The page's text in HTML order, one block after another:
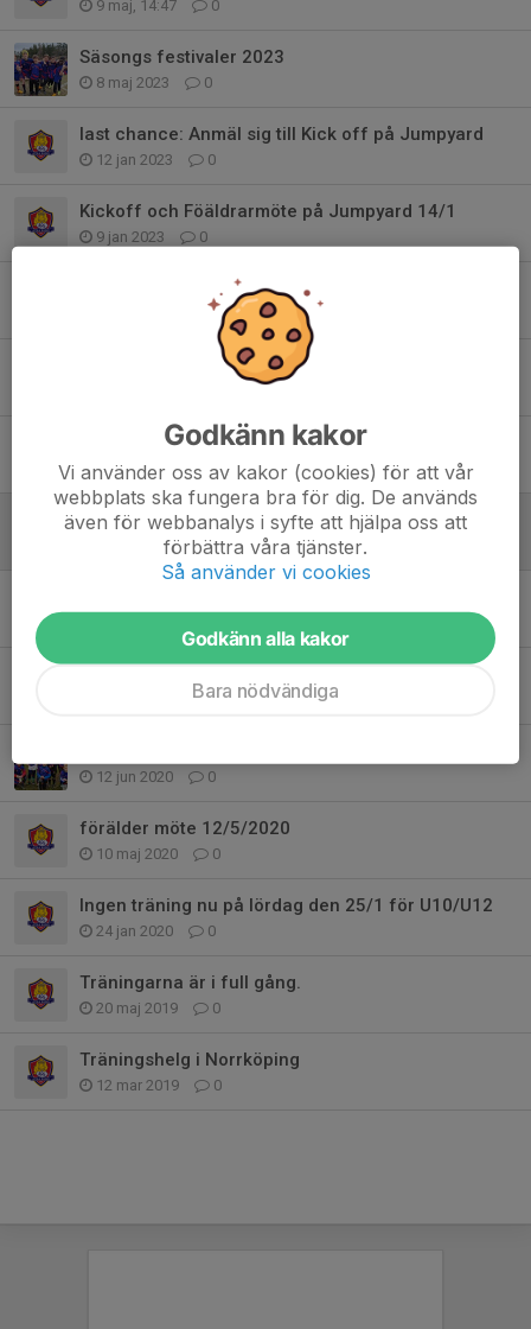
9 maj, 14:47 0
Säsongs festivaler 2023
8 maj 2023 0
last chance: Anmäl sig till Kick off på Jumpyard
12 jan 2023 0
Kickoff och Föäldrarmöte på Jumpyard 14/1
9 jan 2023 0
0
USM. N anmäla jag Attila U10/U12
Träning med Skå - inställt
10 jun 2021 0
Träning match 22 maj
19 maj 2021 0
0
12 jun 2020 0
förälder möte 12/5/2020
10 maj 2020 0
Ingen träning nu på lördag den 25/1 för U10/U12
24 jan 2020 0
Träningarna är i full gång.
20 maj 2019 0
Träningshelg i Norrköping
12 mar 2019 0
Godkänn kakor
Vi använder oss av kakor (cookies) för att vår
webbplats ska fungera bra för dig. De används
även för webbanalys i syfte att hjälpa oss att
förbättra våra tjänster.
Så använder vi cookies
Godkänn alla kakor
Bara nödvändiga